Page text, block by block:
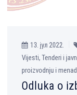
13. јул 2022.
Vijesti, Tenderi i
proizvodnju i
Odluka o